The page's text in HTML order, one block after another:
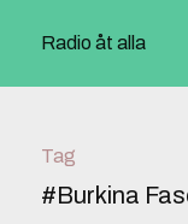
Radio åt alla
Tag
#Burkina